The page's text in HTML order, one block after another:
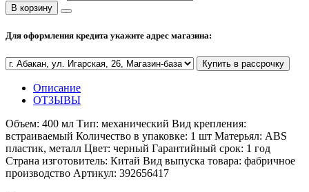
Полезные статьи
Новости и Акции
Оплата и доставка
Сервис-центр
Адреса Сервис-центров
В корзину
Для оформления кредита укажите адрес магазина:
Купить в рассрочку
Описание
ОТЗЫВЫ
Объем: 400 мл Тип: механический Вид крепления:
встраиваемый Количество в упаковке: 1 шт Матерьял: ABS
пластик, металл Цвет: черный Гарантийный срок: 1 год
Страна изготовитель: Китай Вид выпуска товара: фабричное
производство Артикул: 392656417